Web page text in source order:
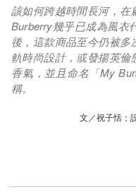
該如何跨越時間長河，在
Burberry幾乎已成為風衣
後，這款商品至今仍被
軌時尚設計，或發揚英倫
香氣，並且命名「My
稱。
文／祝子恬；